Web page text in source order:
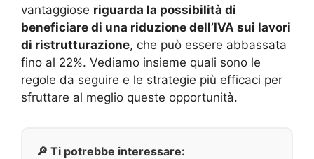
vantaggiose riguarda la possibilità di
beneficiare di una riduzione dell’IVA sui lavori
di ristrutturazione, che può essere abbassata
fino al 22%. Vediamo insieme quali sono le
regole da seguire e le strategie più efficaci per
sfruttare al meglio queste opportunità.
🔎 Ti potrebbe interessare: